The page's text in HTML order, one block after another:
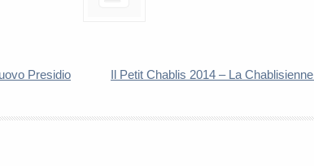
Presidio
Il Petit Chablis 2014 – La Chablisienne